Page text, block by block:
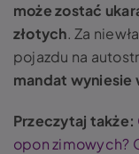
może zostać
złotych. Za
pojazdu na
mandat wyniesie
Przeczytaj także:
opon zimowych?